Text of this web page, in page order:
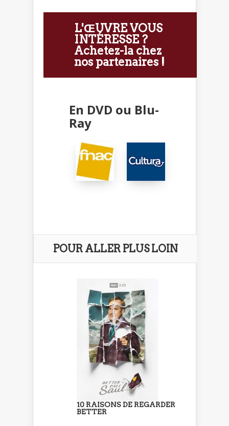
L'ŒUVRE VOUS
INTÉRESSE ?
Achetez-la chez
nos partenaires !
En DVD ou Blu-
Ray
POUR ALLER PLUS LOIN
10 RAISONS DE REGARDER
BETTER